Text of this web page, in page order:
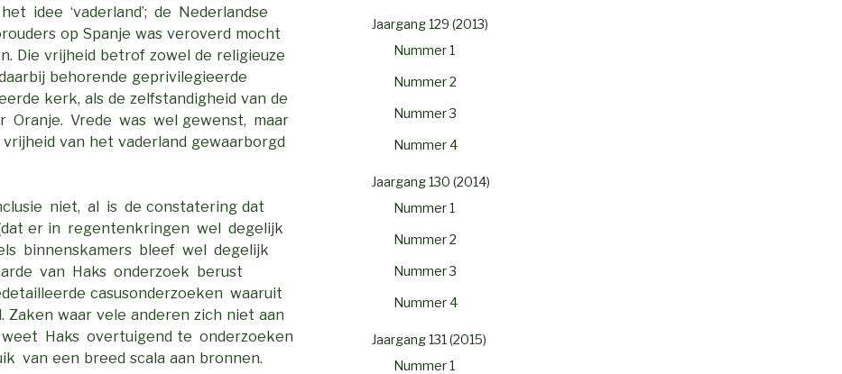
idee ‘vaderland’; de Nederlandse
op Spanje was veroverd mocht
Die vrijheid betrof zowel de religieuze
behorende geprivilegieerde
kerk, als de zelfstandigheid van de
Oranje. Vrede was wel gewenst, maar
van het vaderland gewaarborgd
niet, al is de constatering dat
er in regentenkringen wel degelijk
binnenskamers bleef wel degelijk
van Haks onderzoek berust
casusonderzoeken waaruit
waar vele anderen zich niet aan
Haks overtuigend te onderzoeken
van een breed scala aan bronnen.
Jaargang 129 (2013)
Nummer 1
Nummer 2
Nummer 3
Nummer 4
Jaargang 130 (2014)
Nummer 1
Nummer 2
Nummer 3
Nummer 4
Jaargang 131 (2015)
Nummer 1